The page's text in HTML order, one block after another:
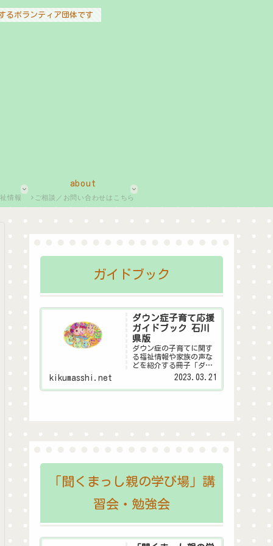
るボランティア団体です
情報
about
ご相談／お問い合わせはこちら
ガイドブック
ダウン症子育て応援
ガイドブック 石川
県版
ダウン症の子育てに関す
る福祉情報や家族の声な
どを紹介する冊子「ダウ
ン症子育て応援ガイドブ
ック 石川県版」のデジタ
ル版です。
kikumasshi.net 2023.03.21
「聞くまっし親の学び場」講
習会・勉強会